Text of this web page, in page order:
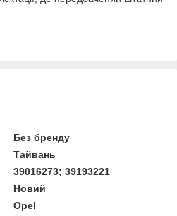
Без бренду
Тайвань
39016273; 39193221
Новий
Opel